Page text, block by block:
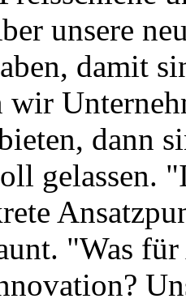
unsere
damit
wir
dann
gelassen.
"Was